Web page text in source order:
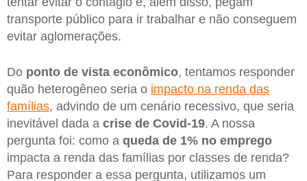
transporte público para ir trabalhar e não conseguem
evitar aglomerações.
Do ponto de vista econômico, tentamos responder
quão heterogêneo seria o impacto na renda das
famílias, advindo de um cenário recessivo, que seria
inevitável dada a crise de Covid-19. A nossa
pergunta foi: como a queda de 1% no emprego
impacta a renda das famílias por classes de renda?
Para responder a essa pergunta, utilizamos um